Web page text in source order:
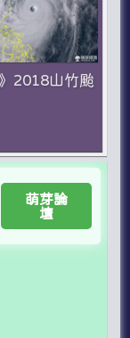
2018山竹颱
萌芽論
壇